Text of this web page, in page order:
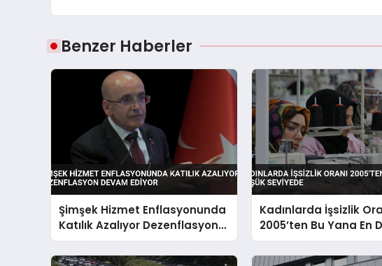
Benzer Haberler
Şimşek Hizmet Enflasyonunda
Katılık Azalıyor Dezenflasyon
Devam Ediyor
Kadınlarda İşsizlik
2005’ten Bu Yana En
Seviyede